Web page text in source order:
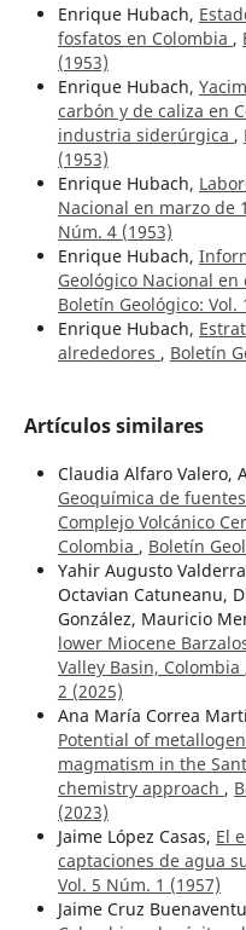
Enrique Hubach,
fosfatos en Colombia ,
(1953)
Enrique Hubach,
carbón y de caliza en
industria siderúrgica ,
(1953)
Enrique Hubach,
Nacional en marzo de
Núm. 4 (1953)
Enrique Hubach,
Geológico Nacional
Boletín Geológico: Vol.
Enrique Hubach,
alrededores , Boletín
Artículos similares
Claudia Alfaro Valero,
Geoquímica de
Complejo Volcánico
Colombia , Boletín
Yahir Augusto
Octavian Catuneanu,
González, Mauricio
lower Miocene
Valley Basin, Colombia
2 (2025)
Ana María Correa
Potential of
magmatism in the
chemistry approach ,
(2023)
Jaime López Casas, El
captaciones de agua
Vol. 5 Núm. 1 (1957)
Jaime Cruz